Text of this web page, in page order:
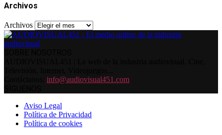
Archivos
Archivos
info@audiovisual451.com
Aviso Legal
Política de Privacidad
Política de cookies